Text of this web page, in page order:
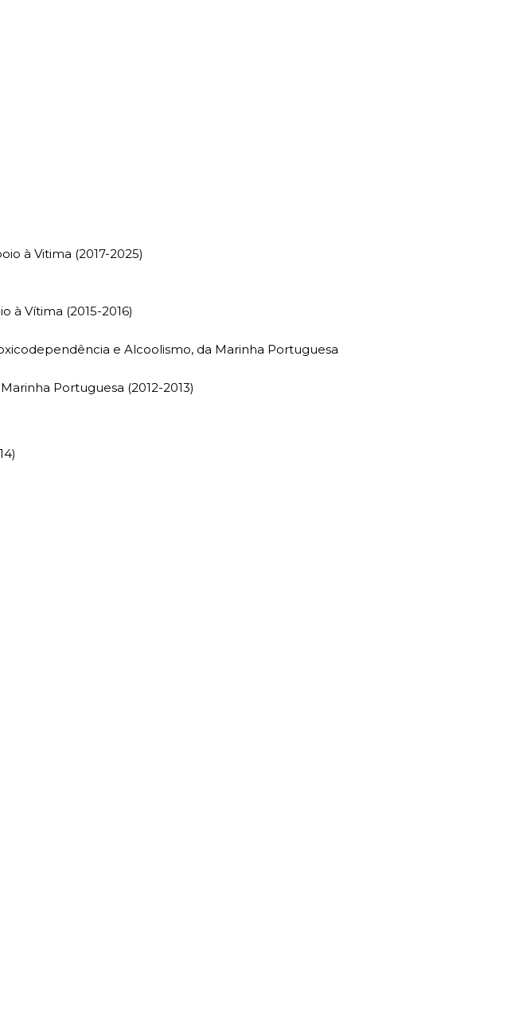
à Vitima (2017-2025)
à Vítima (2015-2016)
e Alcoolismo, da Marinha Portuguesa
Portuguesa (2012-2013)